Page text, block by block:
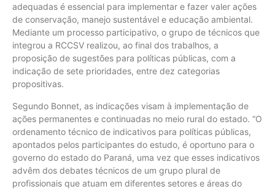
adequadas é essencial para implementar e fazer valer ações
de conservação, manejo sustentável e educação ambiental.
Mediante um processo participativo, o grupo de técnicos que
integrou a RCCSV realizou, ao final dos trabalhos, a
proposição de sugestões para políticas públicas, com a
indicação de sete prioridades, entre dez categorias
propositivas.
Segundo Bonnet, as indicações visam à implementação de
ações permanentes e continuadas no meio rural do estado. “O
ordenamento técnico de indicativos para políticas públicas,
apontados pelos participantes do estudo, é oportuno para o
governo do estado do Paraná, uma vez que esses indicativos
advêm dos debates técnicos de um grupo plural de
profissionais que atuam em diferentes setores e áreas do